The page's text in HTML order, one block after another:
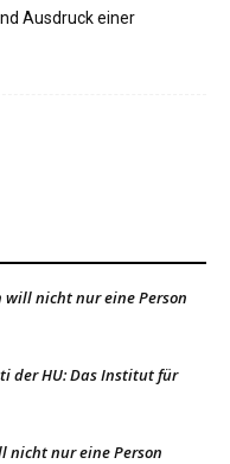
Ausdruck einer
will nicht nur eine Person
der HU: Das Institut für
nicht nur eine Person